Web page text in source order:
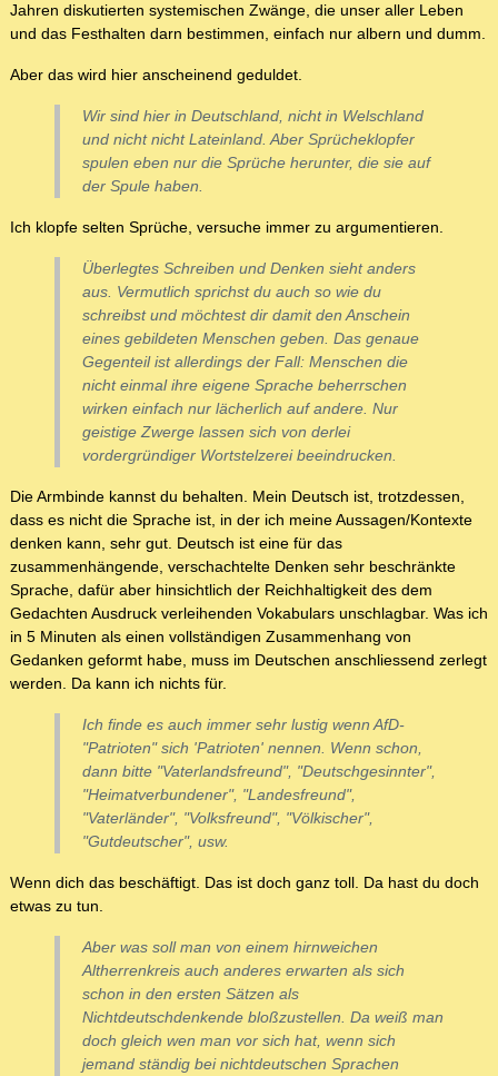
Jahren diskutierten systemischen Zwänge, die unser aller Leben
und das Festhalten darn bestimmen, einfach nur albern und dumm.
Aber das wird hier anscheinend geduldet.
Wir sind hier in Deutschland, nicht in Welschland
und nicht nicht Lateinland. Aber Sprücheklopfer
spulen eben nur die Sprüche herunter, die sie auf
der Spule haben.
Ich klopfe selten Sprüche, versuche immer zu argumentieren.
Überlegtes Schreiben und Denken sieht anders
aus. Vermutlich sprichst du auch so wie du
schreibst und möchtest dir damit den Anschein
eines gebildeten Menschen geben. Das genaue
Gegenteil ist allerdings der Fall: Menschen die
nicht einmal ihre eigene Sprache beherrschen
wirken einfach nur lächerlich auf andere. Nur
geistige Zwerge lassen sich von derlei
vordergründiger Wortstelzerei beeindrucken.
Die Armbinde kannst du behalten. Mein Deutsch ist, trotzdessen,
dass es nicht die Sprache ist, in der ich meine Aussagen/Kontexte
denken kann, sehr gut. Deutsch ist eine für das
zusammenhängende, verschachtelte Denken sehr beschränkte
Sprache, dafür aber hinsichtlich der Reichhaltigkeit des dem
Gedachten Ausdruck verleihenden Vokabulars unschlagbar. Was ich
in 5 Minuten als einen vollständigen Zusammenhang von
Gedanken geformt habe, muss im Deutschen anschliessend zerlegt
werden. Da kann ich nichts für.
Ich finde es auch immer sehr lustig wenn AfD-
"Patrioten" sich 'Patrioten' nennen. Wenn schon,
dann bitte "Vaterlandsfreund", "Deutschgesinnter",
"Heimatverbundener", "Landesfreund",
"Vaterländer", "Volksfreund", "Völkischer",
"Gutdeutscher", usw.
Wenn dich das beschäftigt. Das ist doch ganz toll. Da hast du doch
etwas zu tun.
Aber was soll man von einem hirnweichen
Altherrenkreis auch anderes erwarten als sich
schon in den ersten Sätzen als
Nichtdeutschdenkende bloßzustellen. Da weiß man
doch gleich wen man vor sich hat, wenn sich
jemand ständig bei nichtdeutschen Sprachen